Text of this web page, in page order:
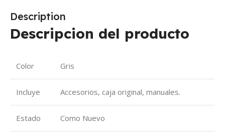
Description
Descripcion del producto
Color Gris
Incluye Accesorios, caja original, manuales.
Estado Como Nuevo